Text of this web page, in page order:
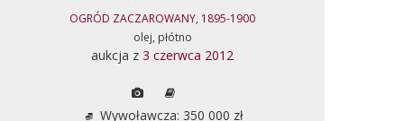
OGRÓD ZACZAROWANY, 1895-1900
olej, płótno
aukcja z 3 czerwca 2012
Wywoławcza: 350 000 zł